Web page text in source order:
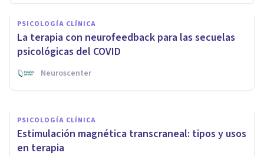
PSICOLOGÍA CLÍNICA
La terapia con neurofeedback para las secuelas
psicológicas del COVID
Neuroscenter
Los 6 mejores Másters de
Psicología Clínica en Barcelona
Psicología Y Mente
PSICOLOGÍA CLÍNICA
Estimulación magnética transcraneal: tipos y usos
en terapia